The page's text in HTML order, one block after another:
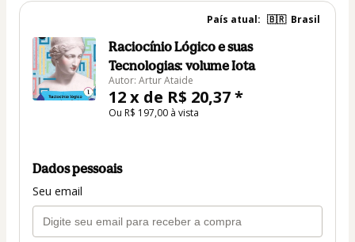
País atual: 🇧🇷 Brasil
Raciocínio Lógico e suas
Tecnologias: volume Iota
Autor: Artur Ataide
12 x de R$ 20,37 *
Ou R$ 197,00 à vista
Dados pessoais
Seu email